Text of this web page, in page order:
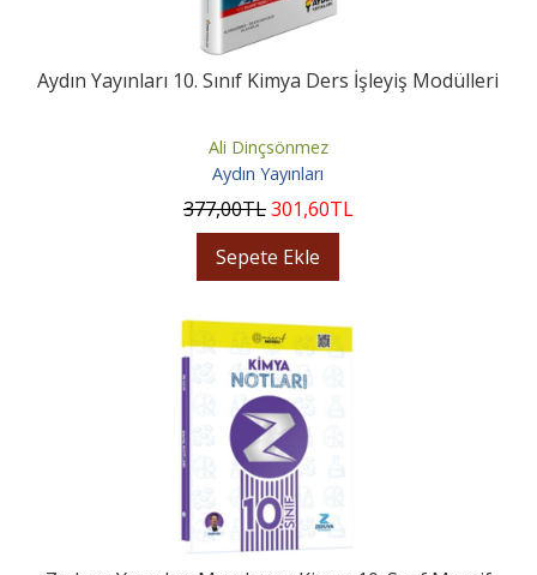
Aydın Yayınları 10. Sınıf Kimya Ders İşleyiş Modülleri
Ali Dinçsönmez
Aydın Yayınları
377,00TL301,60TL
Sepete Ekle